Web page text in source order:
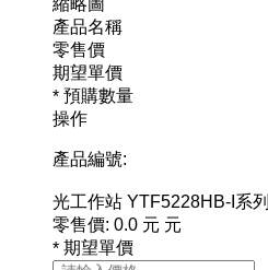
產品名稱
零售價
期望單價
* 預購數量
操作
產品編號:
光工作站 YTF5228HB-I系列
零售價: 0.0 元 元
* 期望單價